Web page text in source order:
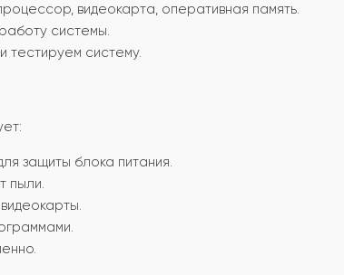
видеокарта, оперативная память.
системы.
тестируем систему.
защиты блока питания.
пыли.